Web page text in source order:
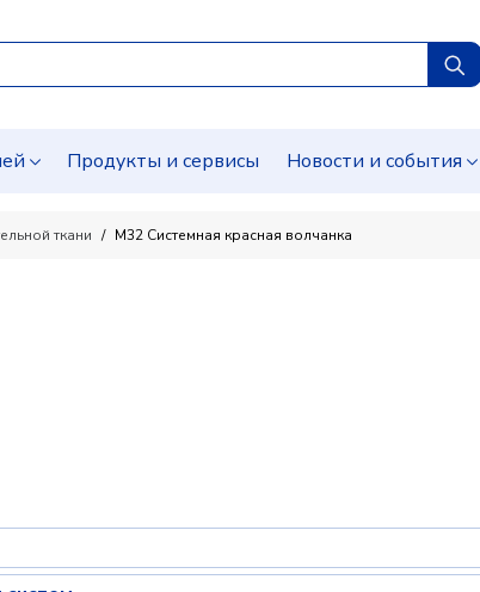
Продукты и сервисы Новости и события
ткани M32 Системная красная волчанка